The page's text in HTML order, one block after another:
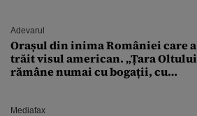
Adevarul
Orașul din inima României care a
trăit visul american. „Țara Oltului
rămâne numai cu bogații, cu
Mediafax